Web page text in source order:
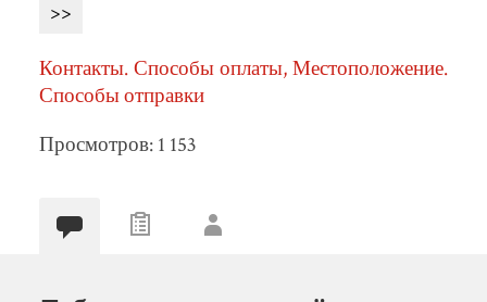
>>
Контакты. Способы оплаты, Местоположение.
Способы отправки
Просмотров: 1 153